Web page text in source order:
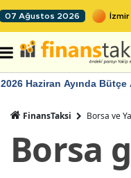
07 Ağustos 2026
2026 Haziran Ayında Bütçe
FinansTaksi Borsa ve
Borsa